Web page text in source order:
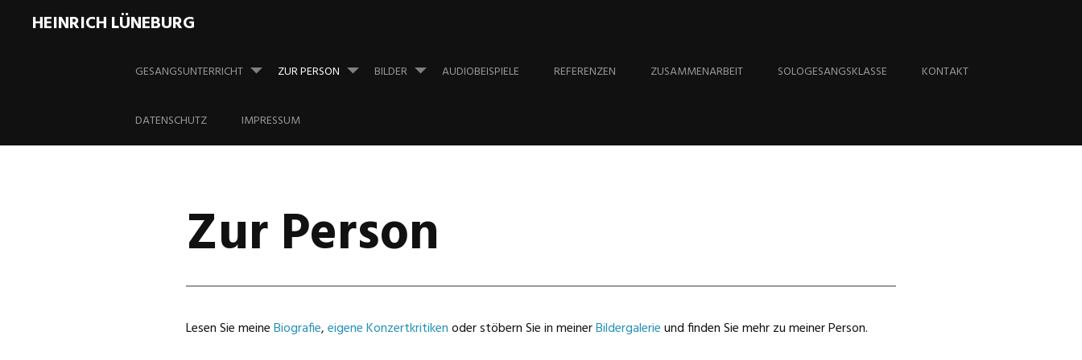
HEINRICH LÜNEBURG
zum
GESANGSUNTERRICHT ZUR PERSON BILDER AUDIOBEISPIELE REFERENZEN ZUSAMMENARBEIT SOLOGESANGSKLASSE KONTAKT
DATENSCHUTZ IMPRESSUM
Zur Person
Lesen Sie meineBiografie,eigene Konzertkritikenoder stöbern Sie in meinerBildergalerieund finden Sie mehr zu meiner Person.